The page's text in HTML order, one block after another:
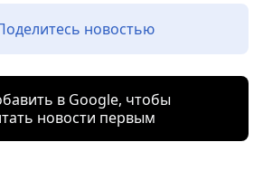
новостью
в Google, чтобы
новости первым